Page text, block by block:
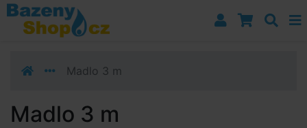
Přejít k navigaci
Přejít na obsah
Přejít k postrannímu sloupci
Madlo 3 m
Madlo 3 m